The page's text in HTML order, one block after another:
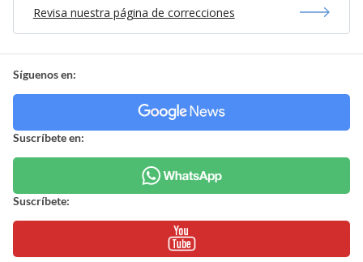
Revisa nuestra página de correcciones
Síguenos en:
Suscríbete en:
Suscríbete: